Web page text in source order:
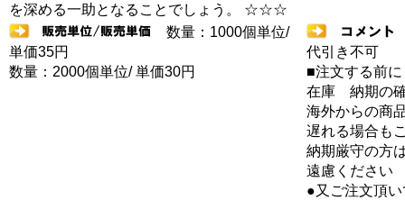
を深める一助となることでしょう。 ☆☆☆
数量：1000個単位/
単価35円
数量：2000個単位/ 単価30円
代引き不可
■注文する前に
在庫 納期の
海外からの商
遅れる場合も
納期厳守の方
遠慮ください
●又ご注文頂